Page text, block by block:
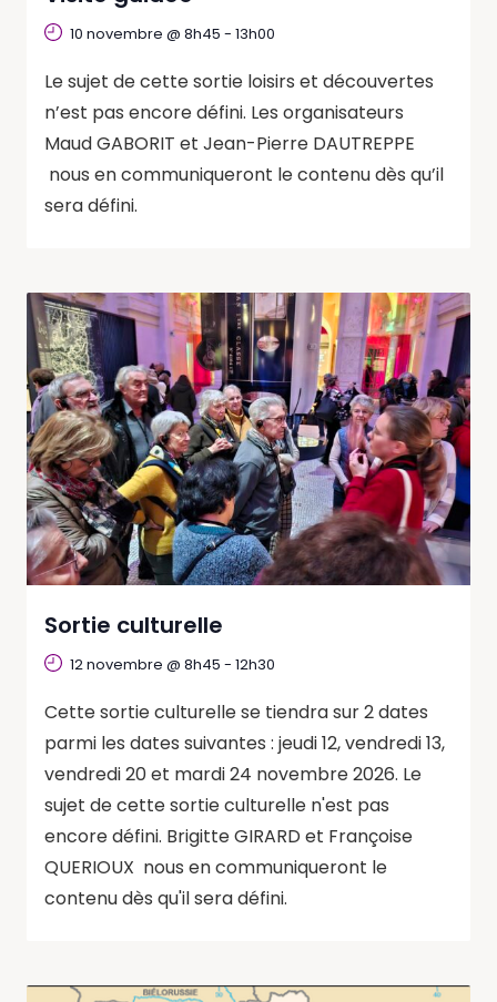
10 novembre @ 8h45 - 13h00
Le sujet de cette sortie loisirs et découvertes
n’est pas encore défini. Les organisateurs
Maud GABORIT et Jean-Pierre DAUTREPPE
nous en communiqueront le contenu dès qu’il
sera défini.
Sortie culturelle
12 novembre @ 8h45 - 12h30
Cette sortie culturelle se tiendra sur 2 dates
parmi les dates suivantes : jeudi 12, vendredi 13,
vendredi 20 et mardi 24 novembre 2026. Le
sujet de cette sortie culturelle n'est pas
encore défini. Brigitte GIRARD et Françoise
QUERIOUX nous en communiqueront le
contenu dès qu'il sera défini.